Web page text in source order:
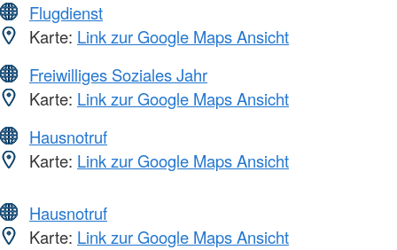
Flugdienst
Karte: Link zur Google Maps Ansicht
Freiwilliges Soziales Jahr
Karte: Link zur Google Maps Ansicht
Hausnotruf
Karte: Link zur Google Maps Ansicht
Hausnotruf
Karte: Link zur Google Maps Ansicht